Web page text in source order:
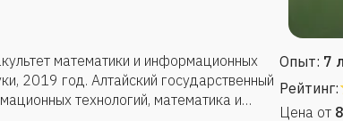
математики и информационных
2019 год. Алтайский государственный
технологий, математика и
Опыт: 7
Рейтинг:
Цена от